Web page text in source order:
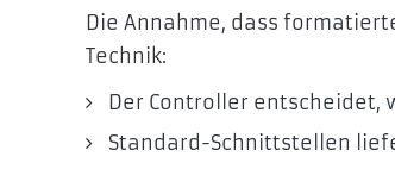
Die Annahme, dass
Technik:
Der Controller entscheidet,
Standard-Schnittstellen